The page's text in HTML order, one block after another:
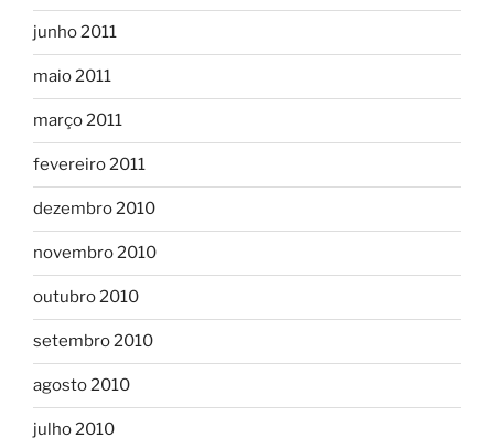
junho 2011
maio 2011
março 2011
fevereiro 2011
dezembro 2010
novembro 2010
outubro 2010
setembro 2010
agosto 2010
julho 2010